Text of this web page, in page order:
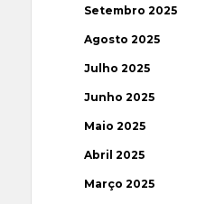
Setembro 2025
Agosto 2025
Julho 2025
Junho 2025
Maio 2025
Abril 2025
Março 2025